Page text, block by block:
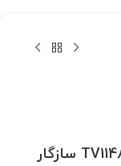
مینی فیگور کاپیتان آمریکا مدل TV1148 سازگار